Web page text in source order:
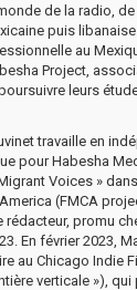
de la radio,
puis
au
Project,
leurs
travaille en
pour Habesha
Voices »
(FMCA
rédacteur, promu
En février 2023,
au Chicago Indie
verticale »),